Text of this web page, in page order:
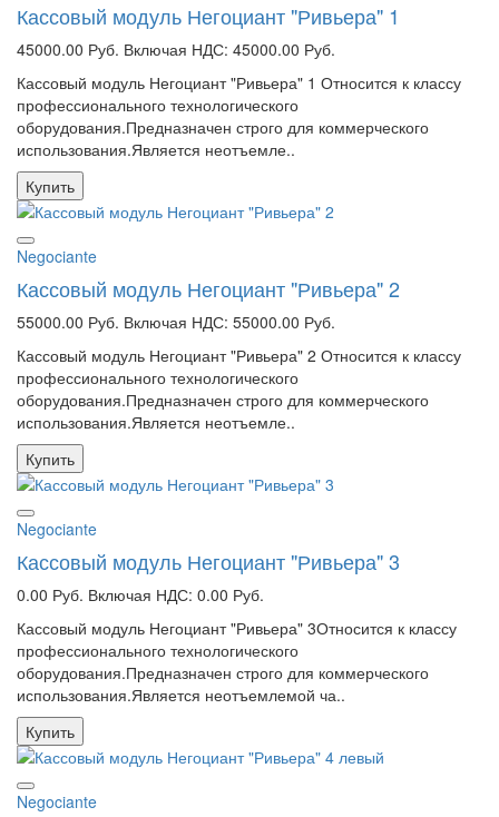
Кассовый модуль Негоциант "Ривьера" 1
45000.00 Руб. Включая НДС: 45000.00 Руб.
Кассовый модуль Негоциант "Ривьера" 1 Относится к классу
профессионального технологического
оборудования.Предназначен строго для коммерческого
использования.Является неотъемле..
Купить
Negociante
Кассовый модуль Негоциант "Ривьера" 2
55000.00 Руб. Включая НДС: 55000.00 Руб.
Кассовый модуль Негоциант "Ривьера" 2 Относится к классу
профессионального технологического
оборудования.Предназначен строго для коммерческого
использования.Является неотъемле..
Купить
Negociante
Кассовый модуль Негоциант "Ривьера" 3
0.00 Руб. Включая НДС: 0.00 Руб.
Кассовый модуль Негоциант "Ривьера" 3Относится к классу
профессионального технологического
оборудования.Предназначен строго для коммерческого
использования.Является неотъемлемой ча..
Купить
Negociante